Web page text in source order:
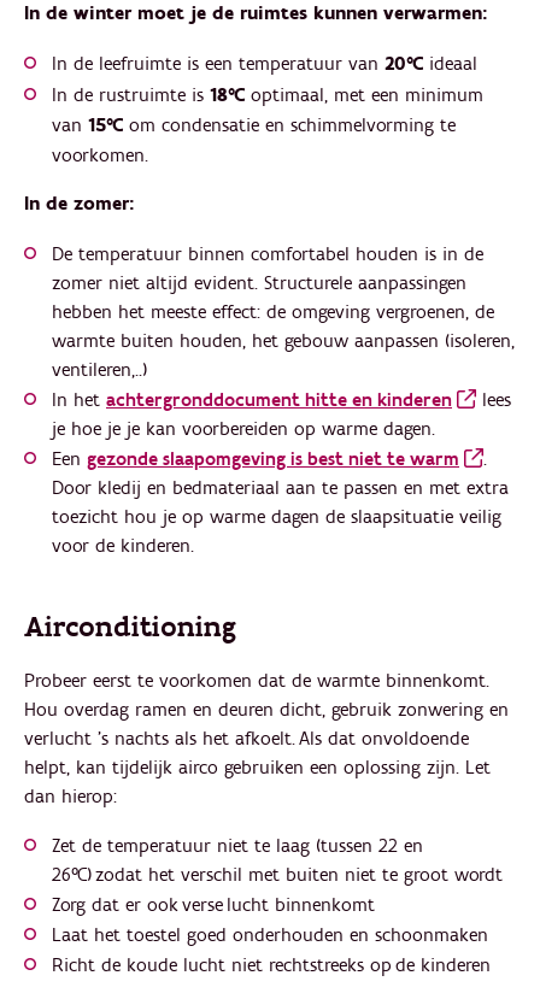
In de winter moet je de ruimtes kunnen verwarmen:
In de leefruimte is een temperatuur van 20°C ideaal
In de rustruimte is 18°C optimaal, met een minimum
van 15°C om condensatie en schimmelvorming te
voorkomen.
In de zomer:
De temperatuur binnen comfortabel houden is in de
zomer niet altijd evident. Structurele aanpassingen
hebben het meeste effect: de omgeving vergroenen, de
warmte buiten houden, het gebouw aanpassen (isoleren,
ventileren,..)
In het achtergronddocument hitte en kinderen
lees
je hoe je je kan voorbereiden op warme dagen.
Een gezonde slaapomgeving is best niet te warm
.
Door kledij en bedmateriaal aan te passen en met extra
toezicht hou je op warme dagen de slaapsituatie veilig
voor de kinderen.
Airconditioning
Probeer eerst te voorkomen dat de warmte binnenkomt.
Hou overdag ramen en deuren dicht, gebruik zonwering en
verlucht ’s nachts als het afkoelt. Als dat onvoldoende
helpt, kan tijdelijk airco gebruiken een oplossing zijn. Let
dan hierop:
Zet de temperatuur niet te laag (tussen 22 en
26°C) zodat het verschil met buiten niet te groot wordt
Zorg dat er ook verse lucht binnenkomt
Laat het toestel goed onderhouden en schoonmaken
Richt de koude lucht niet rechtstreeks op de kinderen